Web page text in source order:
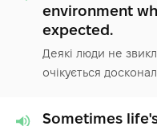
environment
expected.
Деякі люди не
очікується
Sometimes